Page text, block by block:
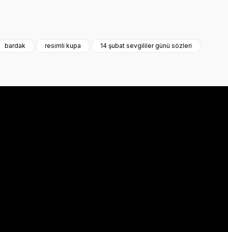
bardak resimli kupa
14 şubat sevgililer günü sözleri